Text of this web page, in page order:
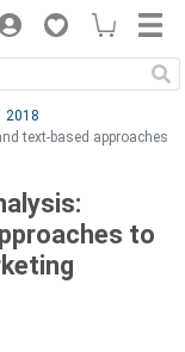
2018
text-based approaches
to